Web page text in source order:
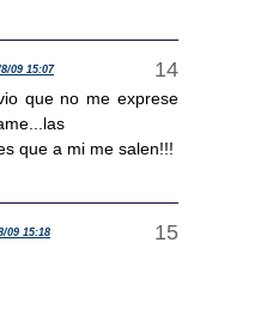
09 15:07
que no me exprese
que a mi me salen!!!
09 15:18